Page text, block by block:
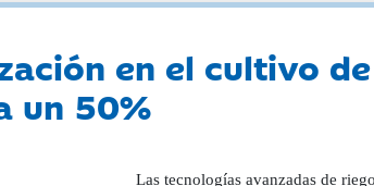
en el cultivo
un 50%
Las tecnologías avanzadas de